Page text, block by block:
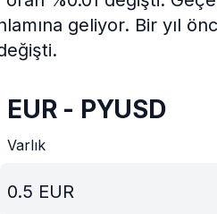
geliyor. Bir yıl
EUR - PYUSD
Varlık
0.5 EUR